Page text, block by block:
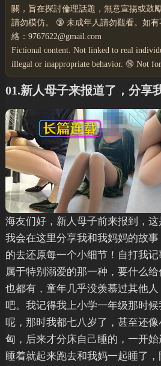
關，旨在探討倫理話題，無意宣揚或鼓
請勿模仿。 🔞 未成年人請勿觀看。如
絡：9767622@gmail.com
Fictional content. Not linked to real
illegal or inappropriate behavior. 🔞 Not
01.新人母子来报道了，分享
海友们好，新人母子前来报到，
我会在这里分享我和我妈妈的故
的去还原每一个小细节！自打我
属于特别溺爱的那一种，要什么
也都有，童年几乎没羡慕过其他
吧。我记得我上小学一年级那时
呢，那时我都七八岁了，甚至还
匈，后来才分床自己睡的，一开
睡着就起来跑去和我妈一起睡了